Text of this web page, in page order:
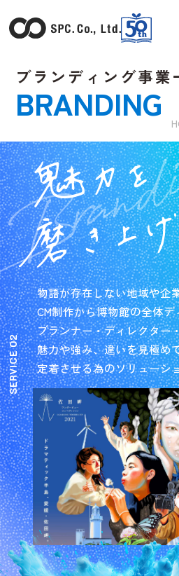
ブランディング事業
BRANDING
SERVICE 02
物語が存在しない地域や企
CM制作から博物館の全体
プランナー・ディレクター
魅力や強み、違いを見極め
定着させる為のソリューシ